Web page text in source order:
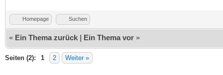
Homepage Suchen
« Ein Thema zurück | Ein Thema vor »
Seiten (2): 1 2 Weiter »